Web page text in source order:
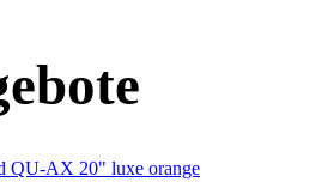
QU-AX 20" luxe orange